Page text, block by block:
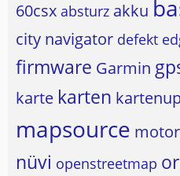
60csx absturz akku
city navigator defekt
firmware Garmin
karte karten
mapsource
nüvi openstreetmap